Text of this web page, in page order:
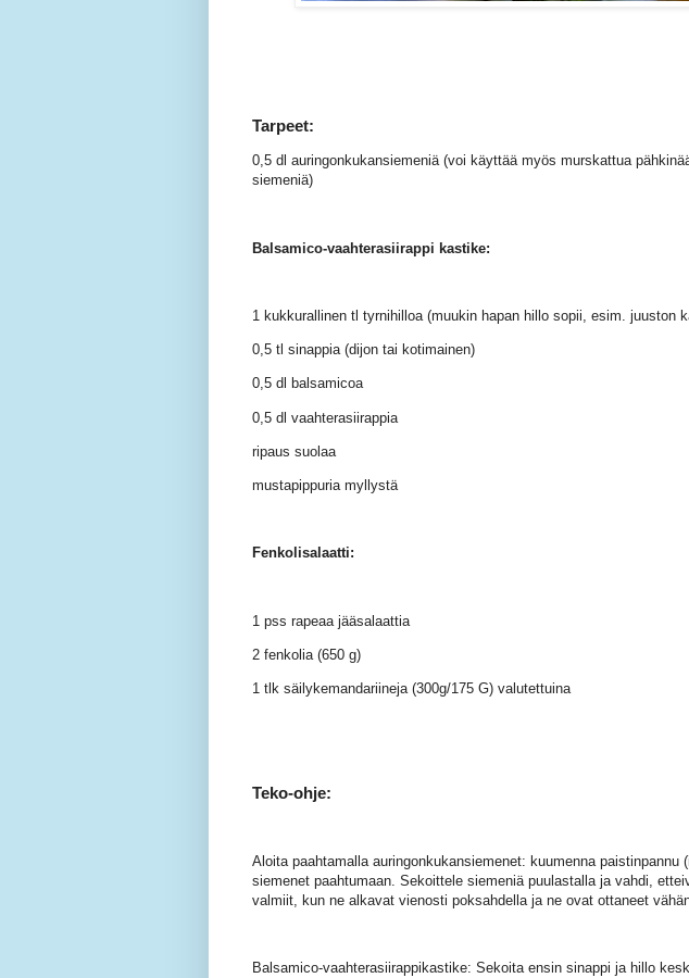
Tarpeet:
0,5 dl auringonkukansiemeniä (voi käyttää myös murskattua
siemeniä)
Balsamico-vaahterasiirappi kastike:
1 kukkurallinen tl tyrnihilloa (muukin hapan hillo sopii, esim. juuston
0,5 tl sinappia (dijon tai kotimainen)
0,5 dl balsamicoa
0,5 dl vaahterasiirappia
ripaus suolaa
mustapippuria myllystä
Fenkolisalaatti:
1 pss rapeaa jääsalaattia
2 fenkolia (650 g)
1 tlk säilykemandariineja (300g/175 G) valutettuina
Teko-ohje:
Aloita paahtamalla auringonkukansiemenet: kuumenna paistinpannu
siemenet paahtumaan. Sekoittele siemeniä puulastalla ja vahdi,
valmiit, kun ne alkavat vienosti poksahdella ja ne ovat ottaneet
Balsamico-vaahterasiirappikastike: Sekoita ensin sinappi ja hillo